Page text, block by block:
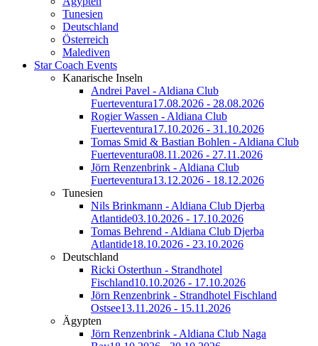
Tunesien
Deutschland
Österreich
Malediven
Star Coach Events
Kanarische Inseln
Andrei Pavel - Aldiana Club
Fuerteventura17.08.2026 - 28.08.2026
Rogier Wassen - Aldiana Club
Fuerteventura17.10.2026 - 31.10.2026
Tomas Smid & Bastian Bohlen - Aldiana Club
Fuerteventura08.11.2026 - 27.11.2026
Jörn Renzenbrink - Aldiana Club
Fuerteventura13.12.2026 - 18.12.2026
Tunesien
Nils Brinkmann - Aldiana Club Djerba
Atlantide03.10.2026 - 17.10.2026
Tomas Behrend - Aldiana Club Djerba
Atlantide18.10.2026 - 23.10.2026
Deutschland
Ricki Osterthun - Strandhotel
Fischland10.10.2026 - 17.10.2026
Jörn Renzenbrink - Strandhotel Fischland
Ostsee13.11.2026 - 15.11.2026
Ägypten
Jörn Renzenbrink - Aldiana Club Naga